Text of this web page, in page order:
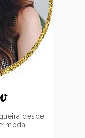
desde
moda,